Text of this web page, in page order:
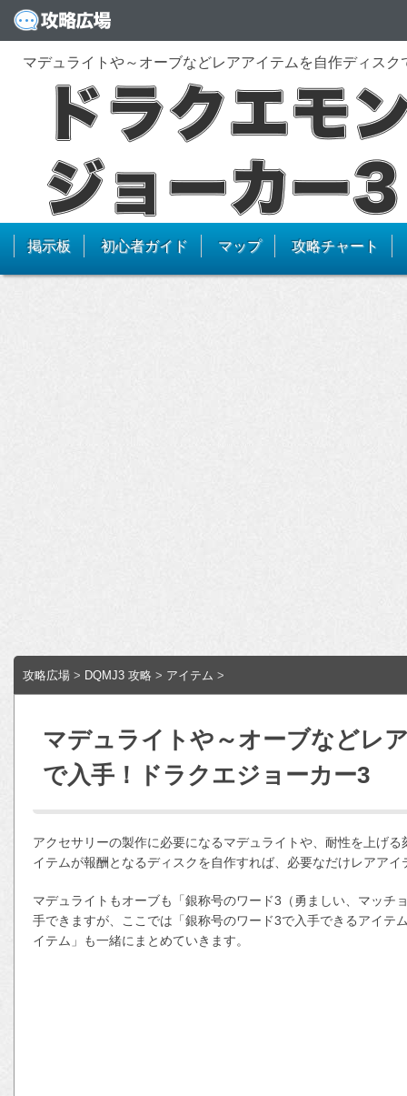
マデュライトや～オーブなどレアアイテムを自作ディス
掲示板 初心者ガイド マップ 攻略チャート
攻略広場 > DQMJ3 攻略 > アイテム >
マデュライトや～オーブなどレ
で入手！ドラクエジョーカー3
アクセサリーの製作に必要になるマデュライトや、耐性を上げ
イテムが報酬となるディスクを自作すれば、必要なだけレアア
マデュライトもオーブも「銀称号のワード3（勇ましい、マッチ
手できますが、ここでは「銀称号のワード3で入手できるアイテ
イテム」も一緒にまとめていきます。